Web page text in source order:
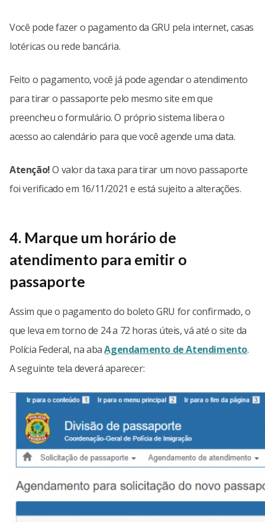
Você pode fazer o pagamento da GRU pela internet, casas
lotéricas ou rede bancária.
Feito o pagamento, você já pode agendar o atendimento
para tirar o passaporte pelo mesmo site em que
preencheu o formulário. O próprio sistema libera o
acesso ao calendário para que você agende uma data.
Atenção!O valor da taxa para tirar um novo passaporte
foi verificado em 16/11/2021 e está sujeito a alterações.
4. Marque um horário de
atendimento para emitir o
passaporte
Assim que o pagamento do boleto GRU for confirmado, o
que leva em torno de 24 a 72 horas úteis, vá até o site da
Polícia Federal, na abaAgendamento de Atendimento.
A seguinte tela deverá aparecer: